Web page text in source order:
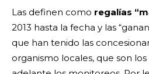
Las definen como regalías
2013 hasta la fecha y las
que han tenido las
organismo locales, que son